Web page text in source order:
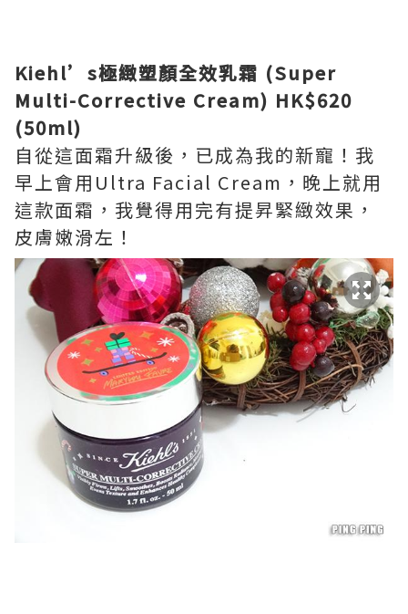
Kiehl’s極緻塑顏全效乳霜 (Super
Multi-Corrective Cream) HK$620
(50ml)
自從這面霜升級後，已成為我的新寵！我
早上會用Ultra Facial Cream，晚上就用
這款面霜，我覺得用完有提昇緊緻效果，
皮膚嫩滑左！